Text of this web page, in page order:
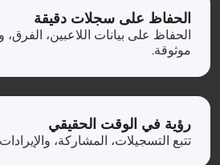
الحفاظ على سجلات دقيقة
الحفاظ على بيانات اللاعبين، الفرق،
موثوقة.
رؤية في الوقت الحقيقي
تتبع التسجيلات، المشاركة،